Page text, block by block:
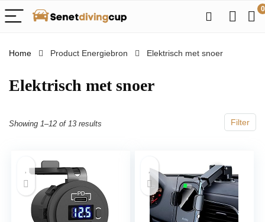
0
Home Product Energiebron ‎Elektrisch met snoer
‎Elektrisch met snoer
Filter
Showing 1–12 of 13 results